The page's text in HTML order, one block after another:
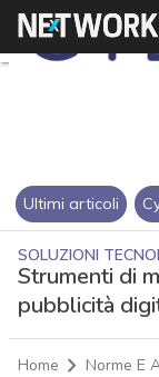
Ultimi articoli
SOLUZIONI
Strumenti di
pubblicità
Home Norme E